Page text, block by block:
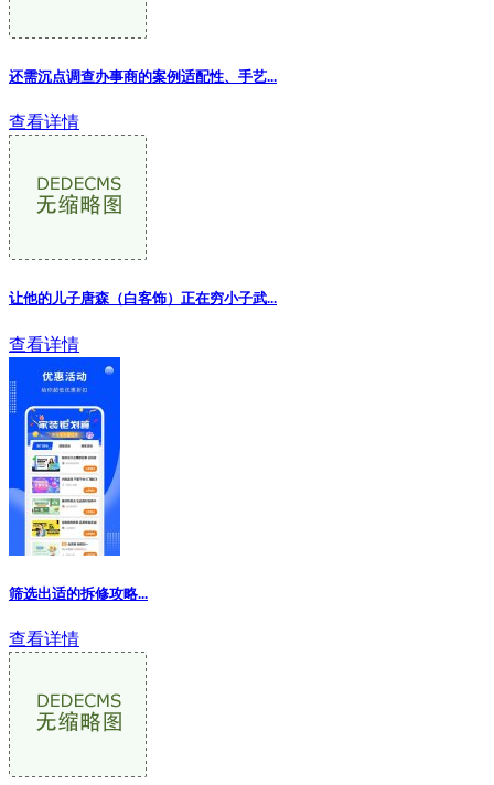
还需沉点调查办事商的案例适配性、手艺...
查看详情
让他的儿子唐森（白客饰）正在穷小子武...
查看详情
筛选出适的拆修攻略...
查看详情